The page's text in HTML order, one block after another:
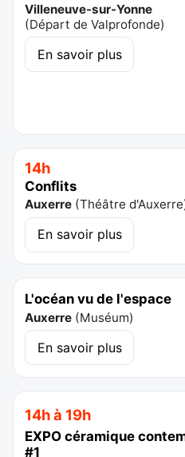
Villeneuve-sur-Yonne
(Départ de Valprofonde)
En savoir plus
14h
Conflits
Auxerre (Théâtre d'Auxerre
En savoir plus
L'océan vu de l'espace
Auxerre (Muséum)
En savoir plus
14h à 19h
EXPO céramique
#1